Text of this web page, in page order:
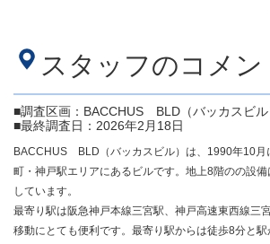
スタッフのコメン
■調査区画：BACCHUS BLD（バッカスビル
■最終調査日：2026年2月18日
BACCHUS BLD（バッカスビル）は、1990年10月
町・神戸駅エリアにあるビルです。地上8階のの設
しています。
最寄り駅は阪急神戸本線三宮駅、神戸高速東西線三
移動にとても便利です。最寄り駅からは徒歩8分と